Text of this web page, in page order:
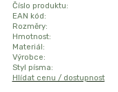
Číslo produktu:
EAN kód:
Rozměry:
Hmotnost:
Materiál:
Výrobce:
Styl písma:
Hlídat cenu / dostupnost